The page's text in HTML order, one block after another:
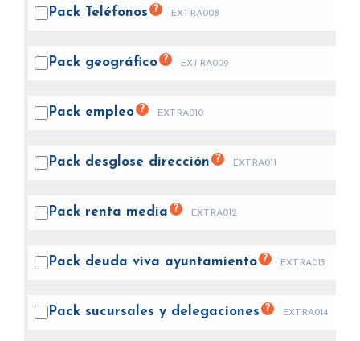
Pack Teléfonos ? EXTRA008
Pack geográfico ? EXTRA009
Pack empleo ? EXTRA010
Pack desglose dirección ? EXTRA011
Pack renta media ? EXTRA012
Pack deuda viva ayuntamiento ? EXTRA013
Pack sucursales y delegaciones ? EXTRA014